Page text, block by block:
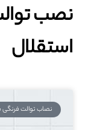
نصب
استقلال
نصاب توالت